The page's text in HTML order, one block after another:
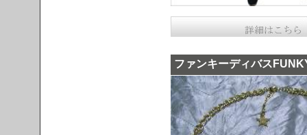
ファンキーディバス